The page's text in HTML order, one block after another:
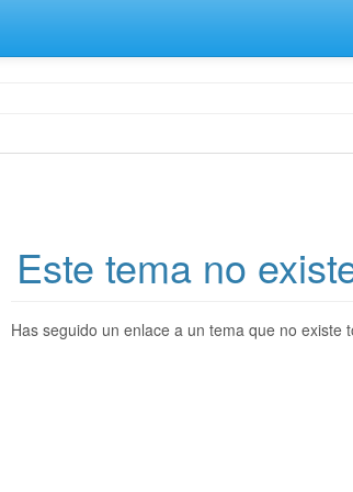
Este tema no
Has seguido un enlace a un tema que no